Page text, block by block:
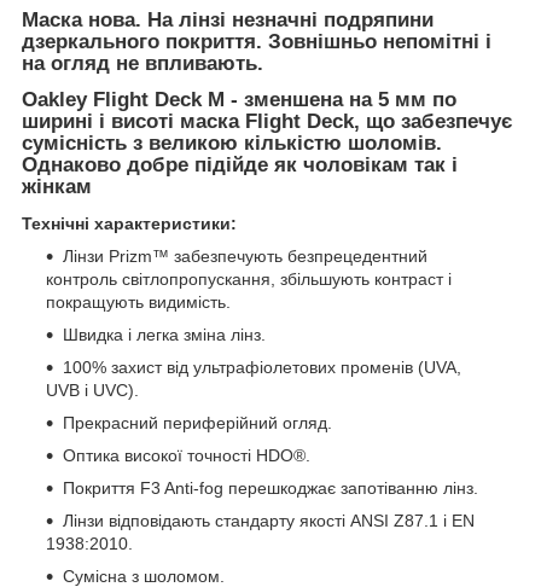
Маска нова. На лінзі незначні подряпини
дзеркального покриття. Зовнішньо непомітні і
на огляд не впливають.
Oakley Flight Deck M - зменшена на 5 мм по
ширині і висоті маска Flight Deck, що забезпечує
сумісність з великою кількістю шоломів.
Однаково добре підійде як чоловікам так і
жінкам
Технічні характеристики:
Лінзи Prizm™ забезпечують безпрецедентний
контроль світлопропускання, збільшують контраст і
покращують видимість.
Швидка і легка зміна лінз.
100% захист від ультрафіолетових променів (UVA,
UVB і UVC).
Прекрасний периферійний огляд.
Оптика високої точності HDO®.
Покриття F3 Anti-fog перешкоджає запотіванню лінз.
Лінзи відповідають стандарту якості ANSI Z87.1 і EN
1938:2010.
Сумісна з шоломом.